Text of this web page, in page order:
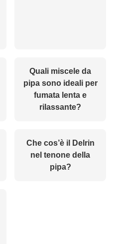
Quali miscele da
pipa sono ideali per
fumata lenta e
rilassante?
Che cos’è il Delrin
nel tenone della
pipa?